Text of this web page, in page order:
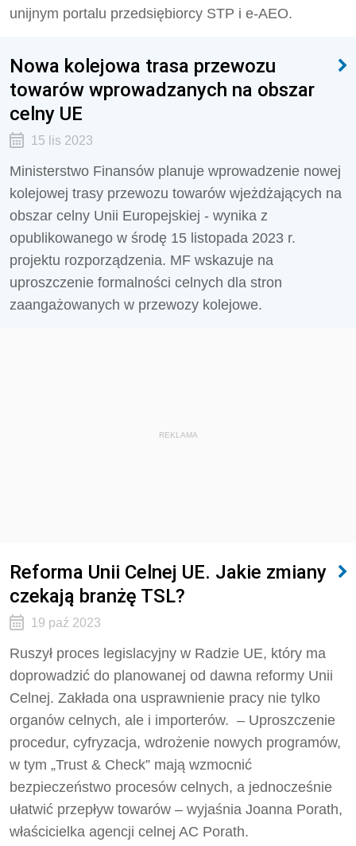
unijnym portalu przedsiębiorcy STP i e-AEO.
Nowa kolejowa trasa przewozu
towarów wprowadzanych na obszar
celny UE
15 lis 2023
Ministerstwo Finansów planuje wprowadzenie nowej
kolejowej trasy przewozu towarów wjeżdżających na
obszar celny Unii Europejskiej - wynika z
opublikowanego w środę 15 listopada 2023 r.
projektu rozporządzenia. MF wskazuje na
uproszczenie formalności celnych dla stron
zaangażowanych w przewozy kolejowe.
REKLAMA
Reforma Unii Celnej UE. Jakie zmiany
czekają branżę TSL?
19 paź 2023
Ruszył proces legislacyjny w Radzie UE, który ma
doprowadzić do planowanej od dawna reformy Unii
Celnej. Zakłada ona usprawnienie pracy nie tylko
organów celnych, ale i importerów. – Uproszczenie
procedur, cyfryzacja, wdrożenie nowych programów,
w tym „Trust & Check” mają wzmocnić
bezpieczeństwo procesów celnych, a jednocześnie
ułatwić przepływ towarów – wyjaśnia Joanna Porath,
właścicielka agencji celnej AC Porath.